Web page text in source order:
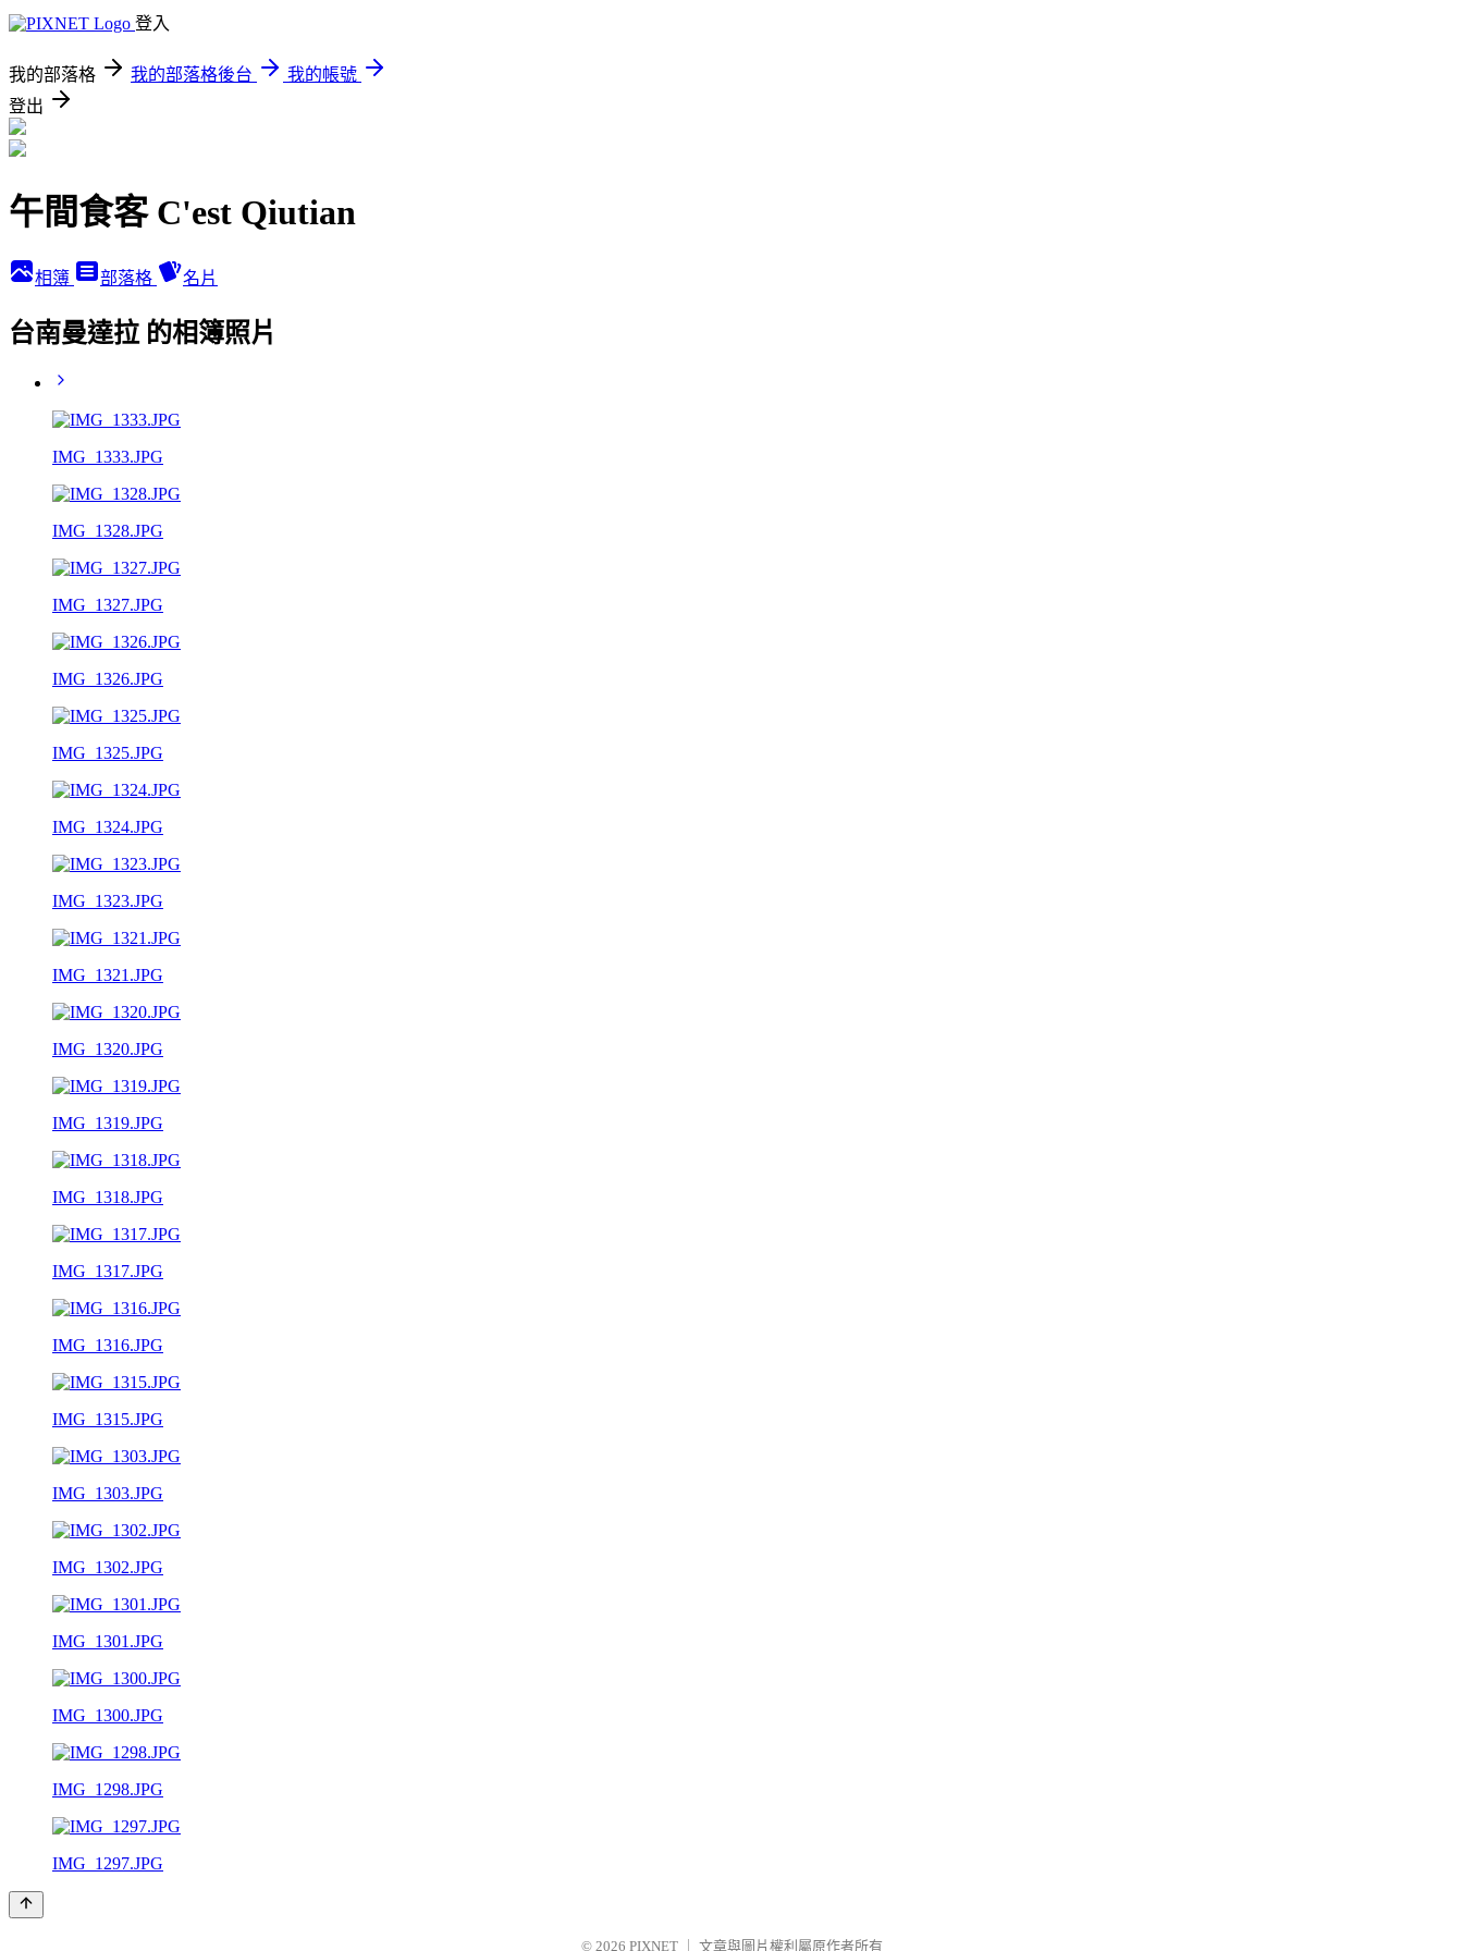
登入
我的部落格 我的部落格後台
我的帳號
登出
午間食客 C'est Qiutian
相簿 部落格 名片
台南曼達拉 的相簿照片
IMG_1333.JPG
IMG_1328.JPG
IMG_1327.JPG
IMG_1326.JPG
IMG_1325.JPG
IMG_1324.JPG
IMG_1323.JPG
IMG_1321.JPG
IMG_1320.JPG
IMG_1319.JPG
IMG_1318.JPG
IMG_1317.JPG
IMG_1316.JPG
IMG_1315.JPG
IMG_1303.JPG
IMG_1302.JPG
IMG_1301.JPG
IMG_1300.JPG
IMG_1298.JPG
IMG_1297.JPG
© 2026 PIXNET 文章與圖片權利屬原作者所有